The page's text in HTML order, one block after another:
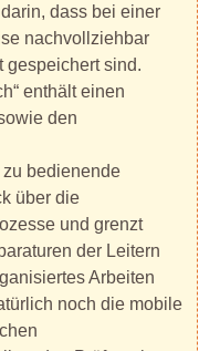
dass bei einer
nachvollziehbar
gespeichert sind.
enthält einen
den
bedienende
über die
und grenzt
der Leitern
Arbeiten
noch die mobile